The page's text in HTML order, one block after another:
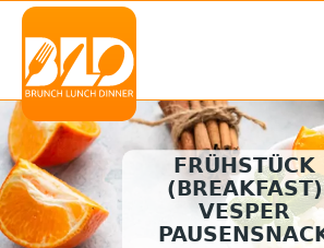
FRÜHSTÜCK
(BREAKFAST)
VESPER